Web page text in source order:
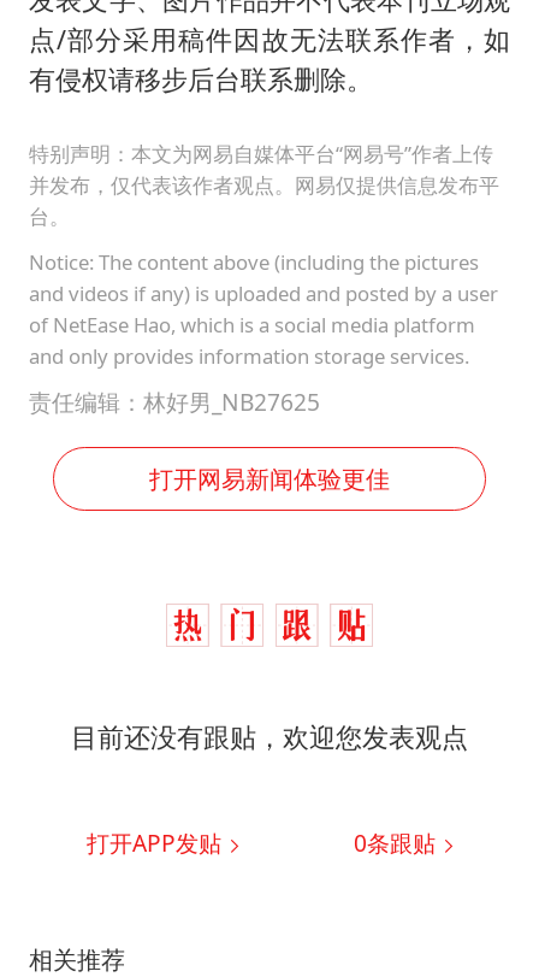
点/部分采用稿件因故无法联系作者，如
有侵权请移步后台联系删除。
特别声明：本文为网易自媒体平台“网易号”作者上传
并发布，仅代表该作者观点。网易仅提供信息发布平
台。
Notice: The content above (including the pictures
and videos if any) is uploaded and posted by a user
of NetEase Hao, which is a social media platform
and only provides information storage services.
责任编辑：林好男_NB27625
打开网易新闻体验更佳
目前还没有跟贴，欢迎您发表观点
打开APP发贴 0条跟贴
相关推荐